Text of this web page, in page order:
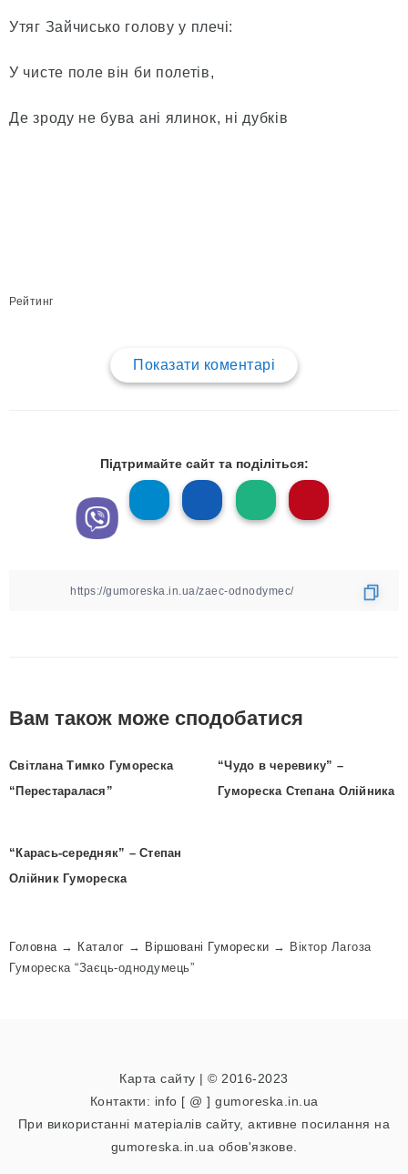
Утяг Зайчисько голову у плечі:
У чисте поле він би полетів,
Де зроду не бува ані ялинок, ні дубків
Рейтинг
Показати коментарі
Підтримайте сайт та поділіться:
Вам також може сподобатися
Світлана Тимко Гумореска
“Перестаралася”
“Чудо в черевику” –
Гумореска Степана Олійника
“Карась-середняк” – Степан
Олійник Гумореска
Головна→ Каталог → Віршовані Гуморески → Віктор Лагоза
Гумореска “Заєць-однодумець”
Карта сайту | © 2016-2023
Контакти: info [ @ ] gumoreska.in.ua
При використанні матеріалів сайту, активне посилання на
gumoreska.in.ua обов'язкове.